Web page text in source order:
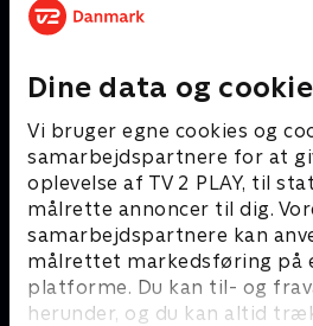
Dine data og
Vi bruger egne cookies og
samarbejdspartnere for at
oplevelse af TV 2 PLAY, til
målrette annoncer til dig.
samarbejdspartnere kan
målrettet markedsføring på
platforme. Du kan til- og
herunder, og du kan altid
Andre så også
Hvor fanden er Herning?
Komedie • 1 sæsoner